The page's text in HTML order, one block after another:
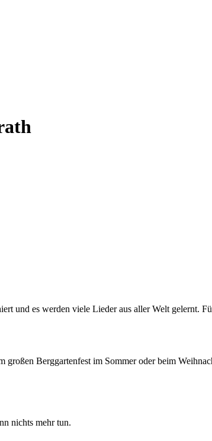
und es werden viele Lieder aus aller Welt gelernt.
Berggartenfest im Sommer oder beim
nichts mehr tun.